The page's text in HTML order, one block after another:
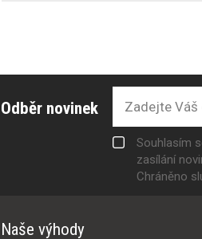
Odběr novinek
Souhlasím
zasílání
Chráněno
Naše výhody